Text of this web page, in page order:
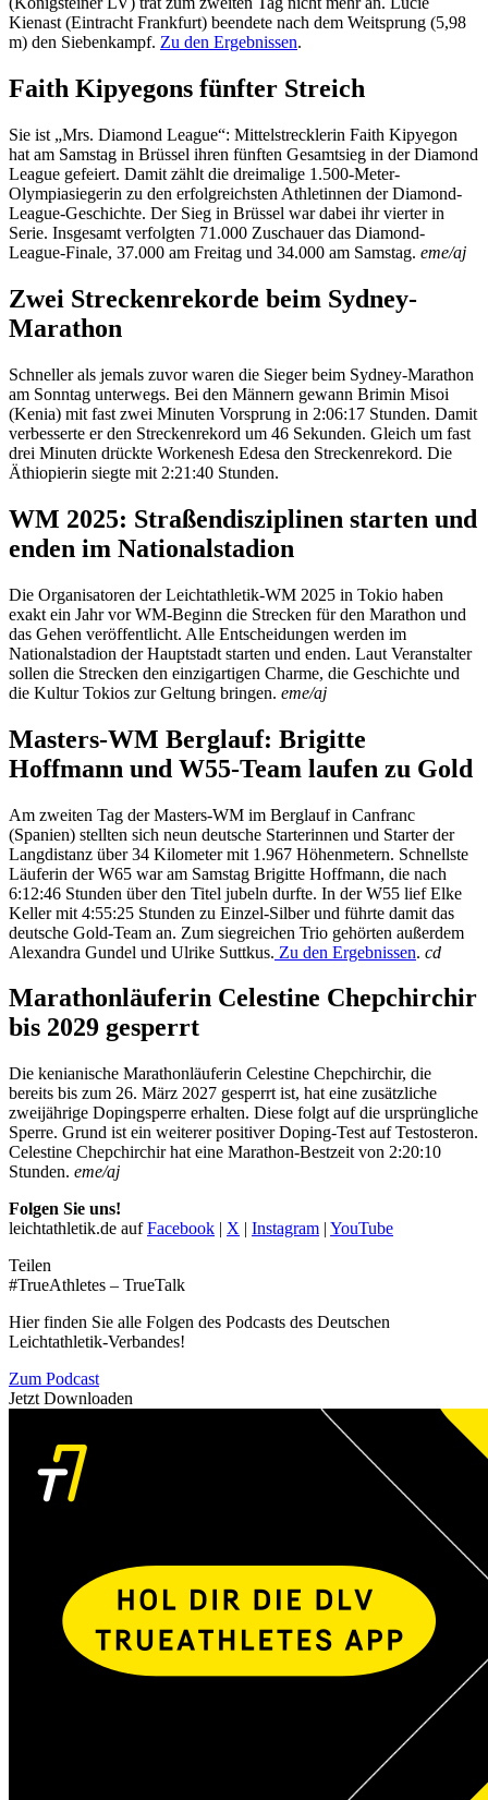
Kienast (Eintracht Frankfurt) beendete nach dem Weitsprung (5,98
m) den Siebenkampf. Zu den Ergebnissen.
Faith Kipyegons fünfter Streich
Sie ist „Mrs. Diamond League“: Mittelstrecklerin Faith Kipyegon
hat am Samstag in Brüssel ihren fünften Gesamtsieg in der Diamond
League gefeiert. Damit zählt die dreimalige 1.500-Meter-
Olympiasiegerin zu den erfolgreichsten Athletinnen der Diamond-
League-Geschichte. Der Sieg in Brüssel war dabei ihr vierter in
Serie. Insgesamt verfolgten 71.000 Zuschauer das Diamond-
League-Finale, 37.000 am Freitag und 34.000 am Samstag. eme/aj
Zwei Streckenrekorde beim Sydney-
Marathon
Schneller als jemals zuvor waren die Sieger beim Sydney-Marathon
am Sonntag unterwegs. Bei den Männern gewann Brimin Misoi
(Kenia) mit fast zwei Minuten Vorsprung in 2:06:17 Stunden. Damit
verbesserte er den Streckenrekord um 46 Sekunden. Gleich um fast
drei Minuten drückte Workenesh Edesa den Streckenrekord. Die
Äthiopierin siegte mit 2:21:40 Stunden.
WM 2025: Straßendisziplinen starten und
enden im Nationalstadion
Die Organisatoren der Leichtathletik-WM 2025 in Tokio haben
exakt ein Jahr vor WM-Beginn die Strecken für den Marathon und
das Gehen veröffentlicht. Alle Entscheidungen werden im
Nationalstadion der Hauptstadt starten und enden. Laut Veranstalter
sollen die Strecken den einzigartigen Charme, die Geschichte und
die Kultur Tokios zur Geltung bringen. eme/aj
Masters-WM Berglauf: Brigitte
Hoffmann und W55-Team laufen zu Gold
Am zweiten Tag der Masters-WM im Berglauf in Canfranc
(Spanien) stellten sich neun deutsche Starterinnen und Starter der
Langdistanz über 34 Kilometer mit 1.967 Höhenmetern. Schnellste
Läuferin der W65 war am Samstag Brigitte Hoffmann, die nach
6:12:46 Stunden über den Titel jubeln durfte. In der W55 lief Elke
Keller mit 4:55:25 Stunden zu Einzel-Silber und führte damit das
deutsche Gold-Team an. Zum siegreichen Trio gehörten außerdem
Alexandra Gundel und Ulrike Suttkus. Zu den Ergebnissen. cd
Marathonläuferin Celestine Chepchirchir
bis 2029 gesperrt
Die kenianische Marathonläuferin Celestine Chepchirchir, die
bereits bis zum 26. März 2027 gesperrt ist, hat eine zusätzliche
zweijährige Dopingsperre erhalten. Diese folgt auf die ursprüngliche
Sperre. Grund ist ein weiterer positiver Doping-Test auf Testosteron.
Celestine Chepchirchir hat eine Marathon-Bestzeit von 2:20:10
Stunden. eme/aj
Folgen Sie uns!
leichtathletik.de aufFacebook | X | Instagram | YouTube
Teilen
#TrueAthletes – TrueTalk
Hier finden Sie alle Folgen des Podcasts des Deutschen
Leichtathletik-Verbandes!
Zum Podcast
Jetzt Downloaden